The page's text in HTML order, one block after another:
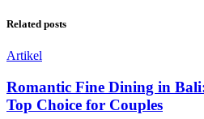
Related posts
Artikel
Romantic Fine Dining in
Top Choice for Couples